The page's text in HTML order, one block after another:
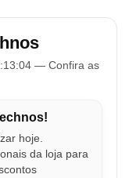
— Confira as
hoje.
da loja para